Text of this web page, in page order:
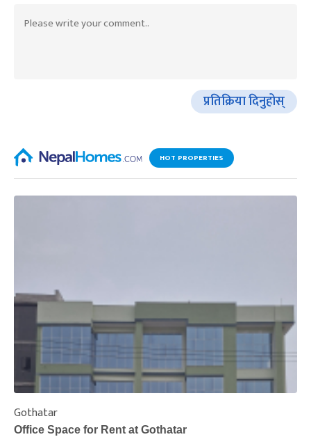
प्रतिक्रिया दिनुहोस्
HOT PROPERTIES
Gothatar
Office Space for Rent at Gothatar